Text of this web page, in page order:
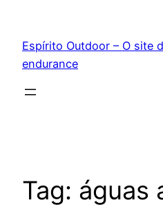
conteúdo
Espírito Outdoor – O site
endurance
Tag: águas